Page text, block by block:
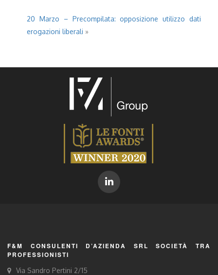
20 Marzo – Precompilata: opposizione utilizzo dati
erogazioni liberali »
F&M CONSULENTI D’AZIENDA SRL SOCIETÀ TRA
PROFESSIONISTI
Via Sandro Pertini 2/15